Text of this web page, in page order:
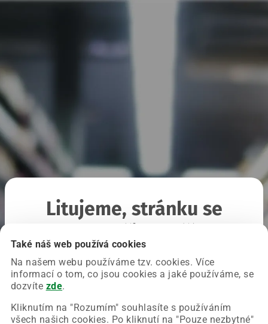
Také náš web používá cookies
Na našem webu používáme tzv. cookies. Více
informací o tom, co jsou cookies a jaké používáme, se
dozvíte zde.
Kliknutím na "Rozumím" souhlasíte s používáním
všech našich cookies. Po kliknutí na "Pouze nezbytné"
Litujeme, stránku se
Chyba nastala na naší straně a už ji opravujeme.
Zkuste prosím znovu načíst požadovanou stránku.